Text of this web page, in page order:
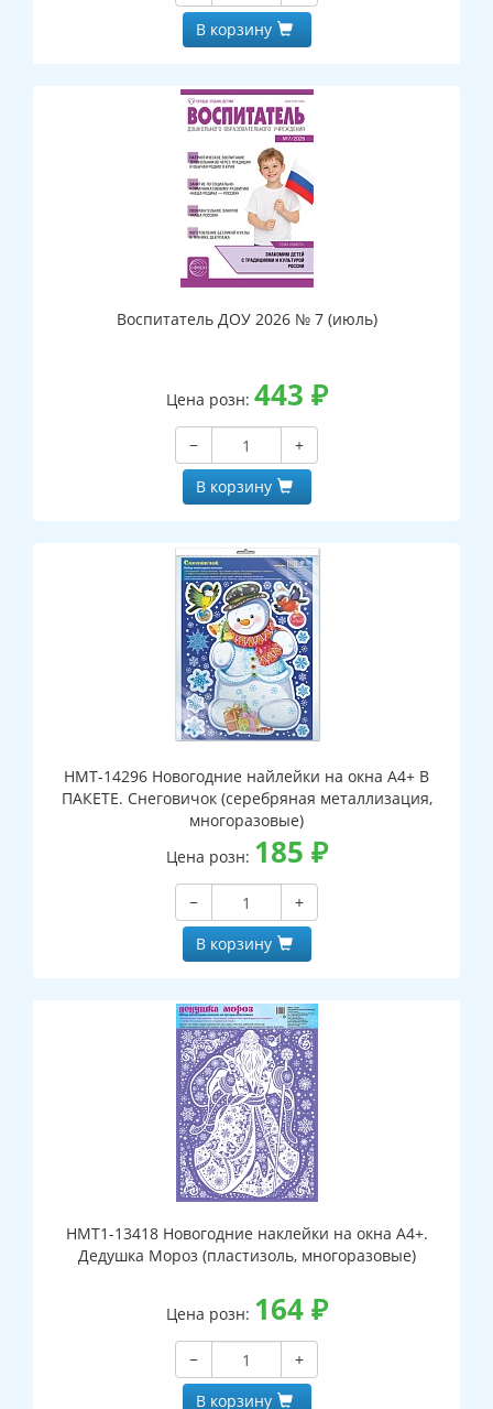
В корзину
Воспитатель ДОУ 2026 № 7 (июль)
Цена розн: 443 ₽
−
+
В корзину
НМТ-14296 Новогодние найлейки на окна А4+ В
ПАКЕТЕ. Снеговичок (серебряная металлизация,
многоразовые)
Цена розн: 185 ₽
−
+
В корзину
НМТ1-13418 Новогодние наклейки на окна А4+.
Дедушка Мороз (пластизоль, многоразовые)
Цена розн: 164₽
−
+
В корзину